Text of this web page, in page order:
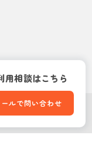
用相談はこちら
ールで問い合わせ
祉会